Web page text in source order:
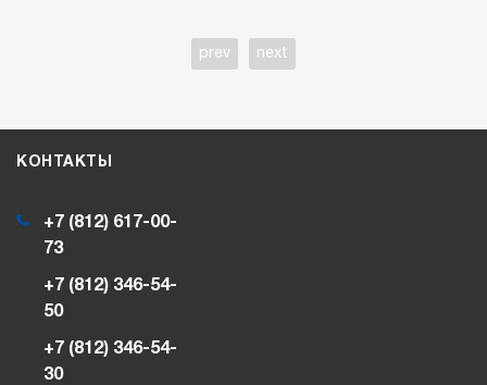
prev next
КОНТАКТЫ
+7 (812) 617-00-
73
+7 (812) 346-54-
50
+7 (812) 346-54-
30